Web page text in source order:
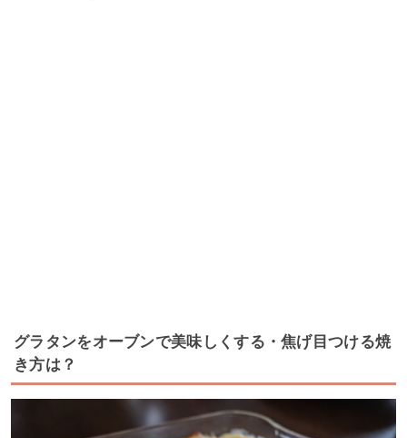
グラタンをオーブンで美味しくする・焦げ目つける焼
き方は？